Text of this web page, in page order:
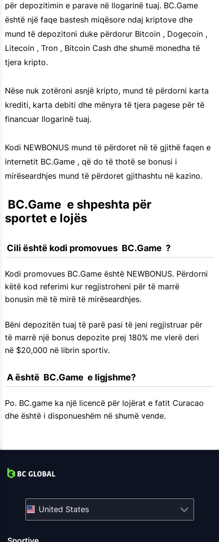
për depozitimin e parave në llogarinë tuaj. BC.Game
është një faqe bastesh miqësore ndaj kriptove dhe
mund të depozitoni duke përdorur Bitcoin , Dogecoin ,
Litecoin , Tron , Bitcoin Cash dhe shumë monedha të
tjera kripto.
Nëse nuk zotëroni asnjë kripto, mund të përdorni karta
krediti, karta debiti dhe mënyra të tjera pagese për të
financuar llogarinë tuaj.
Kodi NEWBONUS mund të përdoret në të gjithë faqen e
internetit BC.Game , që do të thotë se bonusi i
mirëseardhjes mund të përdoret gjithashtu në kazino.
sportet e lojës
Cili është kodi promovues  BC.Game  ?
Kodi promovues BC.Game është NEWBONUS. Përdorni
këtë kod referimi kur regjistroheni për të marrë
bonusin më të mirë të mirëseardhjes.
Bëni depozitën tuaj të parë pasi të jeni regjistruar për
të marrë një bonus depozite prej 180% me vlerë deri
në $20,000 në librin sportiv.
A është  BC.Game  e ligjshme?
Po. BC.game ka një licencë për lojërat e fatit Curacao
dhe është i disponueshëm në shumë vende.
United States